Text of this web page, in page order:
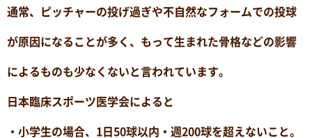
通常、ピッチャーの投げ過ぎや不自然なフォームでの投球
が原因になることが多く、もって生まれた骨格などの影響
によるものも少なくないと言われています。
日本臨床スポーツ医学会によると
・小学生の場合、1日50球以内・週200球を超えないこと。